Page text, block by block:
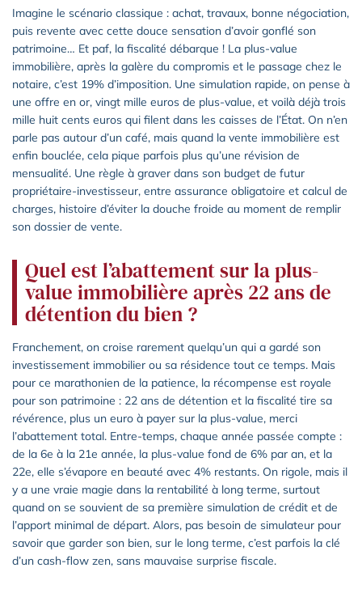
Imagine le scénario classique : achat, travaux, bonne négociation,
puis revente avec cette douce sensation d’avoir gonflé son
patrimoine… Et paf, la fiscalité débarque ! La plus-value
immobilière, après la galère du compromis et le passage chez le
notaire, c’est 19% d’imposition. Une simulation rapide, on pense à
une offre en or, vingt mille euros de plus-value, et voilà déjà trois
mille huit cents euros qui filent dans les caisses de l’État. On n’en
parle pas autour d’un café, mais quand la vente immobilière est
enfin bouclée, cela pique parfois plus qu’une révision de
mensualité. Une règle à graver dans son budget de futur
propriétaire-investisseur, entre assurance obligatoire et calcul de
charges, histoire d’éviter la douche froide au moment de remplir
son dossier de vente.
Quel est l’abattement sur la plus-
value immobilière après 22 ans de
détention du bien ?
Franchement, on croise rarement quelqu’un qui a gardé son
investissement immobilier ou sa résidence tout ce temps. Mais
pour ce marathonien de la patience, la récompense est royale
pour son patrimoine : 22 ans de détention et la fiscalité tire sa
révérence, plus un euro à payer sur la plus-value, merci
l’abattement total. Entre-temps, chaque année passée compte :
de la 6e à la 21e année, la plus-value fond de 6% par an, et la
22e, elle s’évapore en beauté avec 4% restants. On rigole, mais il
y a une vraie magie dans la rentabilité à long terme, surtout
quand on se souvient de sa première simulation de crédit et de
l’apport minimal de départ. Alors, pas besoin de simulateur pour
savoir que garder son bien, sur le long terme, c’est parfois la clé
d’un cash-flow zen, sans mauvaise surprise fiscale.